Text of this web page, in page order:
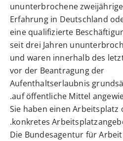
ununterbrochene
Erfahrung in Deutschland
eine qualifizierte
seit drei Jahren
und waren innerhalb des
vor der Beantragung der
Aufenthaltserlaubnis
auf öffentliche Mittel
Sie haben einen Arbeitsplatz
konkretes
Die Bundesagentur für